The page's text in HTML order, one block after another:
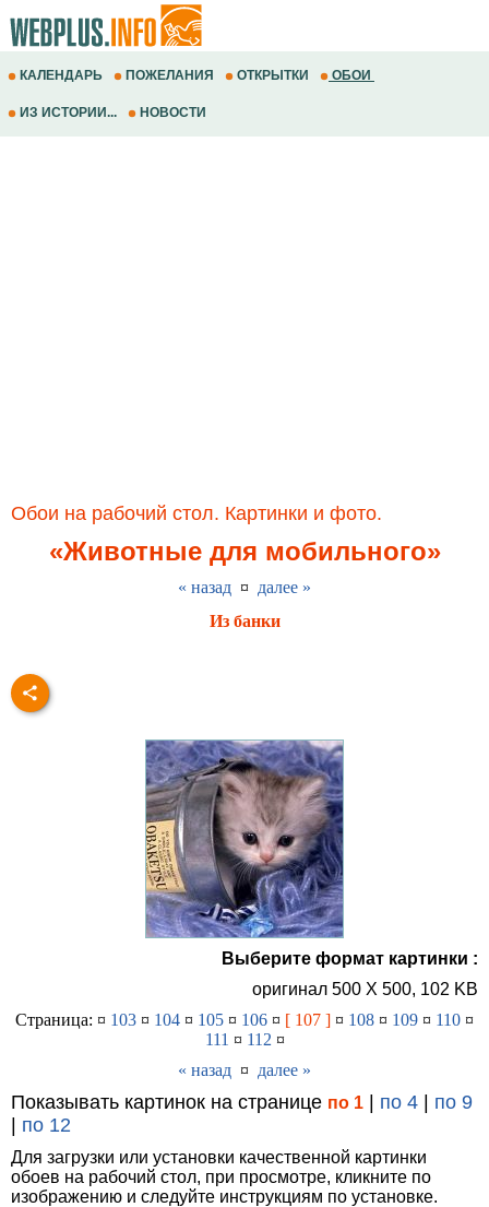
КАЛЕНДАРЬ ПОЖЕЛАНИЯ ОТКРЫТКИ ОБОИ
ИЗ ИСТОРИИ... НОВОСТИ
Обои на рабочий стол. Картинки и фото.
«Животные для мобильного»
« назад ¤ далее »
Из банки
Выберите формат картинки :
оригинал 500 X 500, 102 KB
Страница: ¤ 103 ¤ 104 ¤ 105 ¤ 106 ¤ [ 107 ] ¤ 108 ¤ 109 ¤ 110 ¤
111 ¤ 112 ¤
« назад ¤ далее »
Показывать картинок на странице по 1 | по 4 | по 9
| по 12
Для загрузки или установки качественной картинки
обоев на рабочий стол, при просмотре, кликните по
изображению и следуйте инструкциям по установке.